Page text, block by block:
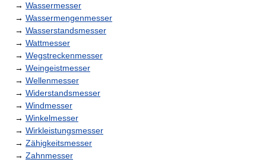
→ Wassermesser
→ Wassermengenmesser
→ Wasserstandsmesser
→ Wattmesser
→ Wegstreckenmesser
→ Weingeistmesser
→ Wellenmesser
→ Widerstandsmesser
→ Windmesser
→ Winkelmesser
→ Wirkleistungsmesser
→ Zähigkeitsmesser
→ Zahnmesser